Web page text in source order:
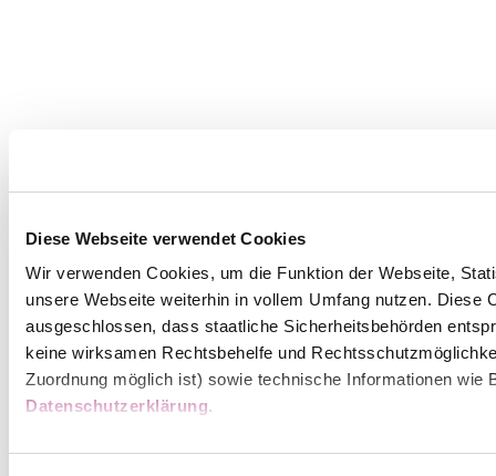
Diese Webseite verwendet Cookies
Wir verwenden Cookies, um die Funktion der Webseite,
unsere Webseite weiterhin in vollem Umfang nutzen.
ausgeschlossen, dass staatliche Sicherheitsbehörden
keine wirksamen Rechtsbehelfe und
Zuordnung möglich ist) sowie technische Informationen
Datenschutzerklärung.